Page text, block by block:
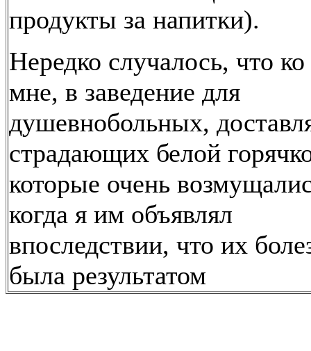
продукты за напитки).
Нередко случалось, что ко
мне, в заведение для
душевнобольных,
страдающих белой
которые очень
когда я им объявлял
впоследствии, что их
была результатом